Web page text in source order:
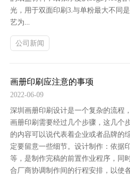
光，用于双面印刷3.与单粉最大不同
艺为...
公司新闻
画册印刷应注意的事项
2022-06-09
深圳画册印刷设计是一个复杂的流程
画册印刷需要经过几个步骤，这几个
的内容可以说代表着企业或者品牌的
定要留意一些细节。设计制作：依据
等，是制作完稿的前置作业程序，同
合厂商协调制作间的行程安排，以使